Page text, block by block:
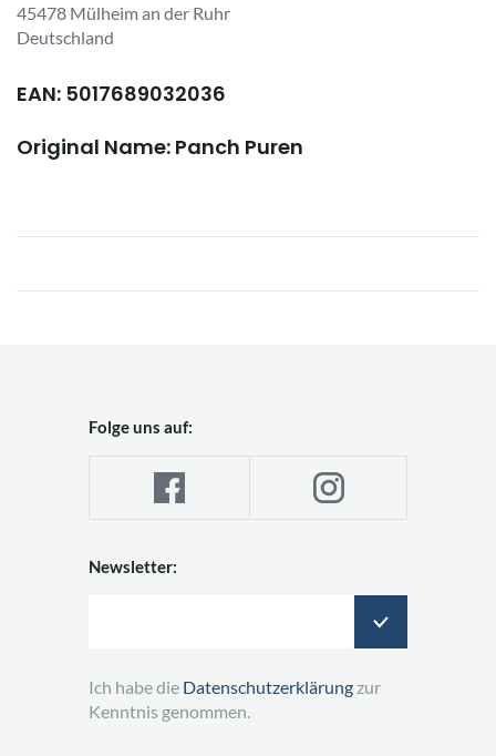
45478 Mülheim an der Ruhr
Deutschland
EAN: 5017689032036
Original Name: Panch Puren
Folge uns auf:
Newsletter:
Ich habe die Datenschutzerklärung zur
Kenntnis genommen.